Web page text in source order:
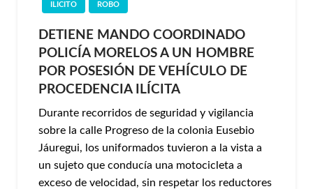
ILICITO ROBO
DETIENE MANDO COORDINADO
POLICÍA MORELOS A UN HOMBRE
POR POSESIÓN DE VEHÍCULO DE
PROCEDENCIA ILÍCITA
Durante recorridos de seguridad y vigilancia
sobre la calle Progreso de la colonia Eusebio
Jáuregui, los uniformados tuvieron a la vista a
un sujeto que conducía una motocicleta a
exceso de velocidad, sin respetar los reductores